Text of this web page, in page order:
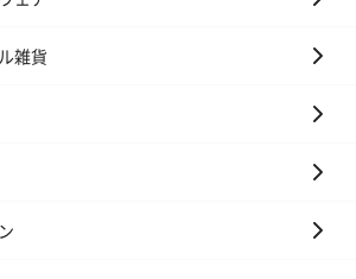
ショートイン
（880円）
雑貨